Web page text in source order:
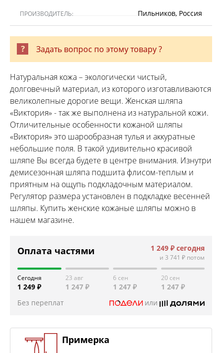
ПРОИЗВОДИТЕЛЬ: Пильников, Россия
Задать вопрос по этому товару ?
Натуральная кожа – экологически чистый,
долговечный материал, из которого изготавливаются
великолепные дорогие вещи. Женская шляпа
«Виктория» - так же выполнена из натуральной кожи.
Отличительные особенности кожаной шляпы
«Виктория» это шарообразная тулья и аккуратные
небольшие поля. В такой удивительно красивой
шляпе Вы всегда будете в центре внимания. Изнутри
демисезонная шляпа подшита флисом-теплым и
приятным на ощупь подкладочным материалом.
Регулятор размера установлен в подкладке весенней
шляпы. Купить женские кожаные шляпы можно в
нашем магазине.
Оплата частями 1 249 ₽ сегодня
и 3 741 ₽ потом
Сегодня
1 249 ₽
23 авг
1 247 ₽
6 сен
1 247 ₽
20 сен
1 247 ₽
Без переплат
или
Примерка